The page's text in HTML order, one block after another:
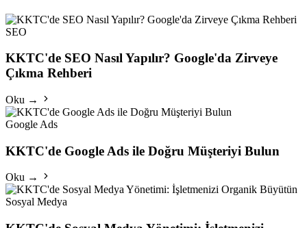
SEO
KKTC'de SEO Nasıl Yapılır? Google'da Zirveye
Çıkma Rehberi
Oku →
Google Ads
KKTC'de Google Ads ile Doğru Müşteriyi Bulun
Oku →
Sosyal Medya